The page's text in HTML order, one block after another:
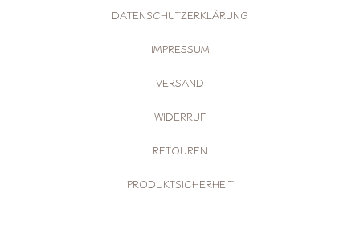
DATENSCHUTZERKLÄRUNG
IMPRESSUM
VERSAND
WIDERRUF
RETOUREN
PRODUKTSICHERHEIT